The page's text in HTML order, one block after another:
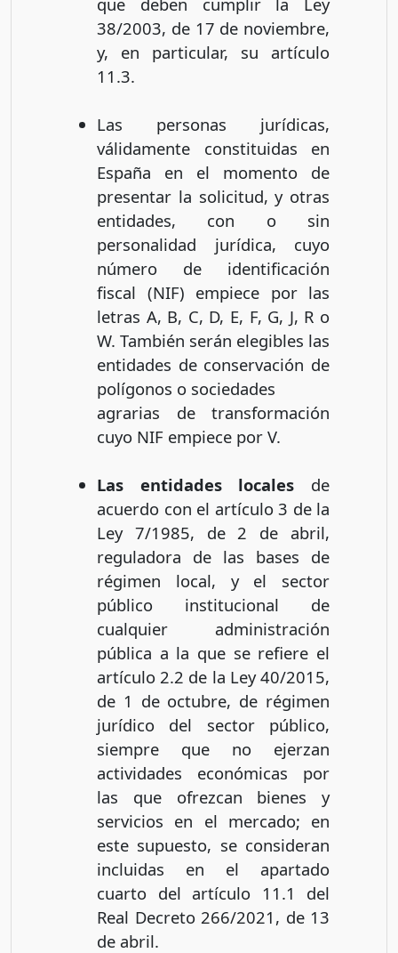
38/2003, de 17 de noviembre,
y, en particular, su artículo
11.3.
Las personas jurídicas,
válidamente constituidas en
España en el momento de
presentar la solicitud, y otras
entidades, con o sin
personalidad jurídica, cuyo
número de identificación
fiscal (NIF) empiece por las
letras A, B, C, D, E, F, G, J, R o
W. También serán elegibles las
entidades de conservación de
polígonos o sociedades
agrarias de transformación
cuyo NIF empiece por V.
Las entidades locales de
acuerdo con el artículo 3 de la
Ley 7/1985, de 2 de abril,
reguladora de las bases de
régimen local, y el sector
público institucional de
cualquier administración
pública a la que se refiere el
artículo 2.2 de la Ley 40/2015,
de 1 de octubre, de régimen
jurídico del sector público,
siempre que no ejerzan
actividades económicas por
las que ofrezcan bienes y
servicios en el mercado; en
este supuesto, se consideran
incluidas en el apartado
cuarto del artículo 11.1 del
Real Decreto 266/2021, de 13
de abril.